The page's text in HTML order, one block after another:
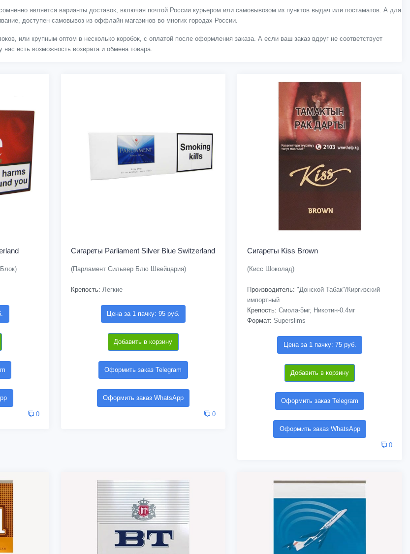
является варианты доставок, включая почтой России курьером или самовывозом из пунктов выдач или постаматов. А для
доступен самовывоз из оффлайн магазинов во многих городах России.
или крупным оптом в несколько коробок, с оплатой после оформления заказа. А если ваш заказ вдруг не соответствует
есть возможность возврата и обмена товара.
0
Сигареты Parliament Silver Blue Switzerland
(Парламент Сильвер Блю Швейцария)
Крепость: Легкие
Цена за 1 пачку: 95 руб.
Добавить в корзину
Оформить заказ Telegram
Оформить заказ WhatsApp
0
Сигареты Kiss Brown
(Кисс Шоколад)
Производитель: "Донской Табак"/Киргизский
импортный
Крепость: Смола-5мг, Никотин-0.4мг
Формат: Superslims
Цена за 1 пачку: 75 руб.
Добавить в корзину
Оформить заказ Telegram
Оформить заказ WhatsApp
0